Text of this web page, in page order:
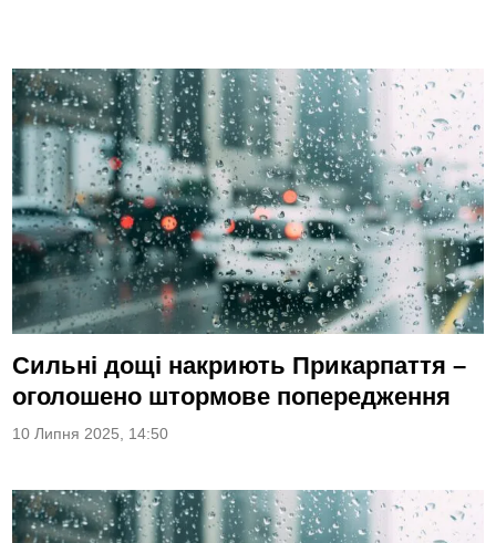
Сильні дощі накриють Прикарпаття –
оголошено штормове попередження
10 Липня 2025, 14:50